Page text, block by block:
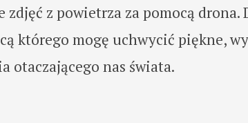
z powietrza za pomocą drona.
którego mogę uchwycić piękne,
otaczającego nas świata.